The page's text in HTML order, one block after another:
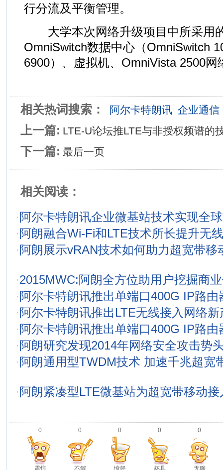
行分流及平衡管理。
大学本次网络升级项目中所采用
OmniSwitch数据中心（OmniSwitch
6900）、虚拟机、OmniVista 2500网
相关热词搜索： 阿尔卡特朗讯 企业通信
上一篇: LTE-U论坛推LTE与非授权频谱的
下一篇: 最后一页
相关阅读：
· 阿尔卡特朗讯企业微基站技术实现全
· 阿朗融合Wi-Fi和LTE技术所长提升无
· 阿朗展示vRAN技术如何助力超宽带移
·2015MWC:阿朗全方位助用户挖掘商
· 阿尔卡特朗讯推出单端口400G IP路由
· 阿尔卡特朗讯推出LTE无线接入网络新
· 阿尔卡特朗讯推出单端口400G IP路由
· 阿朗研究发现2014年网络安全攻击势
· 阿朗通用型TWDM技术 加速千兆超宽
· 阿朗紧凑型LTE微基站为超宽带移动
0
震惊
0
不解
0
愤怒
0
杯具
0
无聊